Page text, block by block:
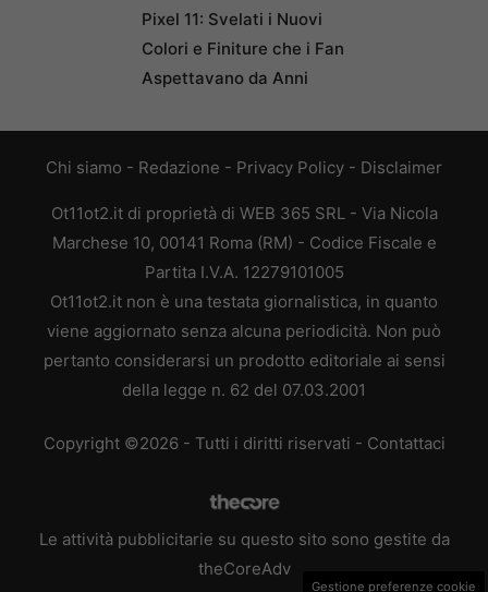
Pixel 11: Svelati i Nuovi
Colori e Finiture che i Fan
Aspettavano da Anni
Chi siamo - Redazione - Privacy Policy - Disclaimer
Ot11ot2.it di proprietà di WEB 365 SRL - Via Nicola
Marchese 10, 00141 Roma (RM) - Codice Fiscale e
Partita I.V.A. 12279101005
Ot11ot2.it non è una testata giornalistica, in quanto
viene aggiornato senza alcuna periodicità. Non può
pertanto considerarsi un prodotto editoriale ai sensi
della legge n. 62 del 07.03.2001
Copyright ©2026 - Tutti i diritti riservati - Contattaci
Le attività pubblicitarie su questo sito sono gestite da
theCoreAdv
Gestione preferenze cookie